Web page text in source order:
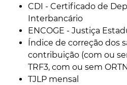
CDI - Certificado de
Interbancário
ENCOGE - Justiça
Índice de correção dos
contribuição (com ou
TRF3, com ou sem
TJLP mensal